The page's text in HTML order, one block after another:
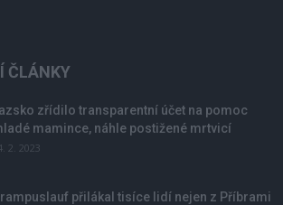
ČLÁNKY
Lazsko zřídilo transparentní účet na pomoc
mamince, náhle postižené mrtvicí
2. 2023
přilákal tisíce lidí nejen z Příbrami